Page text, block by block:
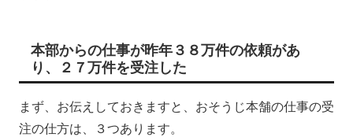
本部からの仕事が昨年３８万件の依頼があ
り、２７万件を受注した
まず、お伝えしておきますと、おそうじ本舗の仕事の受
注の仕方は、３つあります。